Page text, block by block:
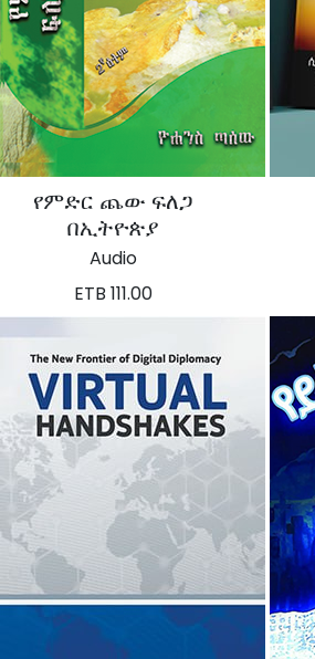
የምድር ጨው ፍለጋ
በኢትዮጵያ
Audio
ETB 111.00